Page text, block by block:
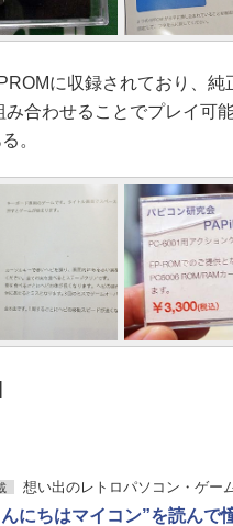
に収録されており、純
合わせることでプレイ可
。
想い出のレトロパソコン・ゲー
にちはマイコン”を読んで